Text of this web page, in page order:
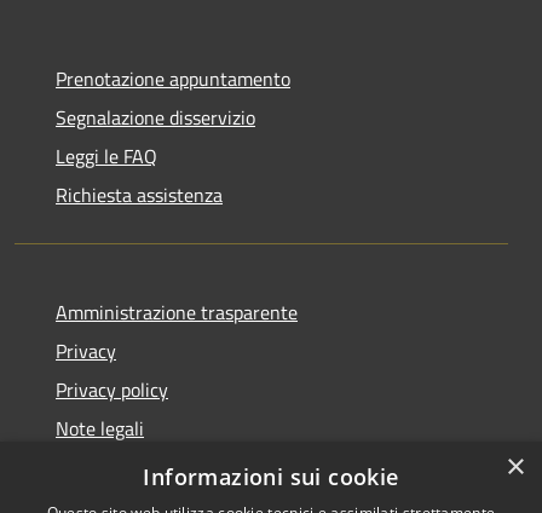
Prenotazione appuntamento
Segnalazione disservizio
Leggi le FAQ
Richiesta assistenza
Amministrazione trasparente
Privacy
Privacy policy
Note legali
Dichiarazione di accessibilità
×
Informazioni sui cookie